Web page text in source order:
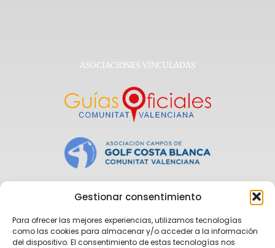
Gestionar consentimiento
Para ofrecer las mejores experiencias, utilizamos tecnologías
como las cookies para almacenar y/o acceder a la información
del dispositivo. El consentimiento de estas tecnologías nos
ASOCIACIONES VINCULADAS